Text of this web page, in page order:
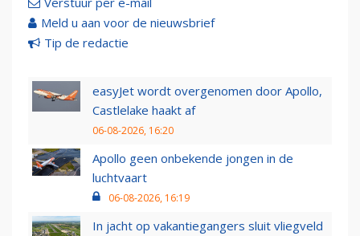
Meld u aan voor de nieuwsbrief
Tip de redactie
easyJet wordt overgenomen door Apollo,
Castlelake haakt af
06-08-2026, 16:20
Apollo geen onbekende jongen in de
luchtvaart
06-08-2026, 16:19
In jacht op vakantiegangers sluit vliegveld